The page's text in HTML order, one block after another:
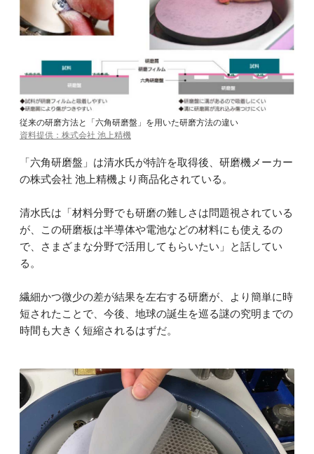
従来の研磨方法と「六角研磨盤」を用いた研磨方法の違い
資料提供：株式会社 池上精機
「六角研磨盤」は清水氏が特許を取得後、研磨機メーカー
の株式会社 池上精機より商品化されている。
清水氏は「材料分野でも研磨の難しさは問題視されている
が、この研磨板は半導体や電池などの材料にも使えるの
で、さまざまな分野で活用してもらいたい」と話してい
る。
繊細かつ微少の差が結果を左右する研磨が、より簡単に時
短されたことで、今後、地球の誕生を巡る謎の究明までの
時間も大きく短縮されるはずだ。